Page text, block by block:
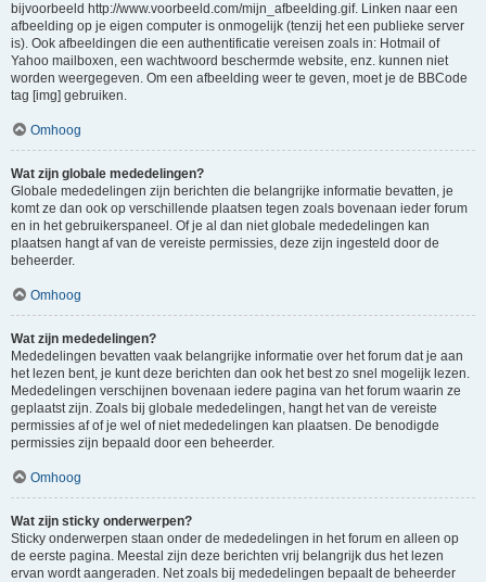
bijvoorbeeld http://www.voorbeeld.com/mijn_afbeelding.gif. Linken naar een
afbeelding op je eigen computer is onmogelijk (tenzij het een publieke server
is). Ook afbeeldingen die een authentificatie vereisen zoals in: Hotmail of
Yahoo mailboxen, een wachtwoord beschermde website, enz. kunnen niet
worden weergegeven. Om een afbeelding weer te geven, moet je de BBCode
tag [img] gebruiken.
Omhoog
Wat zijn globale mededelingen?
Globale mededelingen zijn berichten die belangrijke informatie bevatten, je
komt ze dan ook op verschillende plaatsen tegen zoals bovenaan ieder forum
en in het gebruikerspaneel. Of je al dan niet globale mededelingen kan
plaatsen hangt af van de vereiste permissies, deze zijn ingesteld door de
beheerder.
Omhoog
Wat zijn mededelingen?
Mededelingen bevatten vaak belangrijke informatie over het forum dat je aan
het lezen bent, je kunt deze berichten dan ook het best zo snel mogelijk lezen.
Mededelingen verschijnen bovenaan iedere pagina van het forum waarin ze
geplaatst zijn. Zoals bij globale mededelingen, hangt het van de vereiste
permissies af of je wel of niet mededelingen kan plaatsen. De benodigde
permissies zijn bepaald door een beheerder.
Omhoog
Wat zijn sticky onderwerpen?
Sticky onderwerpen staan onder de mededelingen in het forum en alleen op
de eerste pagina. Meestal zijn deze berichten vrij belangrijk dus het lezen
ervan wordt aangeraden. Net zoals bij mededelingen bepaalt de beheerder